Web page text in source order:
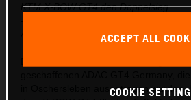
KTM X-BOW GT4 den Doppelsieg
Auftakt auch die Gesamtwertung an
in Oschersleben ausgetragen wurden,
ACCEPT ALL
COOKIE